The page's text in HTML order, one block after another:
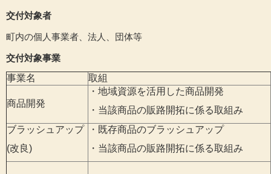
交付対象者
町内の個人事業者、法人、団体等
交付対象事業
事業名
取組
商品開発
・地域資源を活用した商品開発
・当該商品の販路開拓に係る取組み
ブラッシュアップ
(改良)
・既存商品のブラッシュアップ
・当該商品の販路開拓に係る取組み